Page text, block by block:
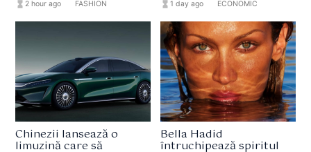
hourglass_full 2 hour ago FASHION hourglass_full 1 day ago ECONOMIC
Chinezii lansează o
limuzină care să
Bella Hadid
întruchipează spiritul